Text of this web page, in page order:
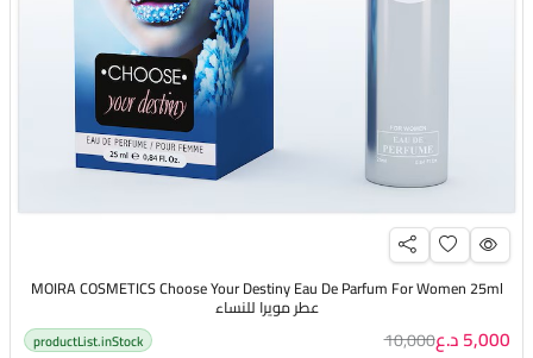
MOIRA COSMETICS Choose Your Destiny Eau De Parfum For Women 25ml
عطر مويرا للنساء
5,000 د.ع 10,000
productList.inStock